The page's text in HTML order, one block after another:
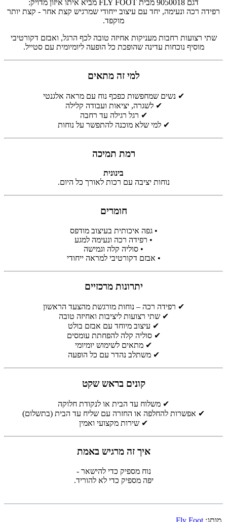
דגם 9050018 מבית FLY FOOT מביא איתו איזון מדויק:
רפידה רכה ונעימה, יחד עם עיצוב ייחודי שמרגיש קצת אחר - קצת יותר
מוקפד.
שתי רצועות רחבות מעניקות אחיזה טובה לכף הרגל, ואבזם דקורטיבי
מוסיף נוכחות עדינה שהופכת כל הופעה ליומיומית עם סטייל.
למי זה מתאים
✔ נשים שמחפשות כפכף נוח עם מראה אלגנטי
✔ לשגרה, יציאות ועבודה קלילה
✔ רגל רגילה עד רחבה
✔ למי שלא מוכנה להתפשר על נוחות
רמת תמיכה
בינונית
נוחות יציבה עם רכות לאורך כל היום.
חומרים
• גפה איכותית בעיצוב מודפס
• רפידה רכה ונעימה למגע
• סוליה קלה וגמישה
• אבזם דקורטיבי למראה ייחודי
יתרונות מרכזיים
✔ רפידה רכה – נוחות מורגשת מהצעד הראשון
✔ שתי רצועות ליציבות ואחיזה טובה
✔ עיצוב מיוחד עם אבזם בולט
✔ סוליה קלה להפחתת עומסים
✔ מתאים לשימוש יומיומי
✔ משתלב נהדר עם כל הופעה
קונים בראש שקט
✔ משלוח עד הבית או לנקודת חלוקה
✔ אפשרות להחלפה או החזרה עם שליח עד הבית (בתשלום)
✔ שירות מקצועי ואמין
איך זה מרגיש באמת
נוח מספיק כדי להישאר -
יפה מספיק כדי לא להוריד.
מותג: Fly Foot